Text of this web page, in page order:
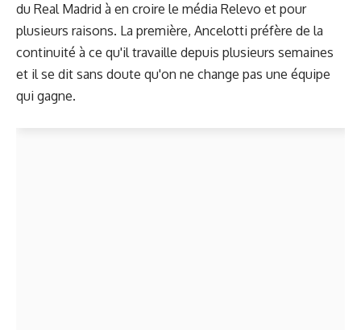
du Real Madrid à en croire le média Relevo et pour
plusieurs raisons. La première, Ancelotti préfère de la
continuité à ce qu'il travaille depuis plusieurs semaines
et il se dit sans doute qu'on ne change pas une équipe
qui gagne.